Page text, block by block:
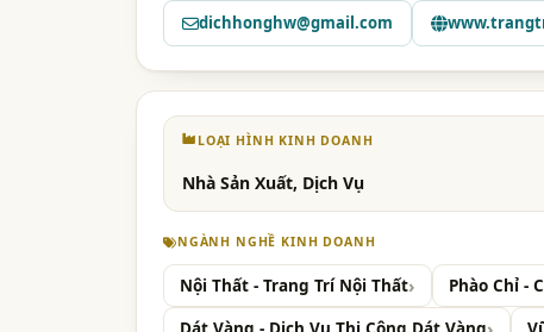
dichhonghw@gmail.com
LOẠI HÌNH KINH DOANH
Nhà Sản Xuất, Dịch Vụ
NGÀNH NGHỀ KINH DOANH
Nội Thất - Trang Trí Nội Thất
Phào Chỉ -